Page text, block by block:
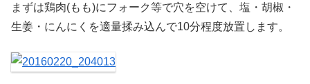
まずは鶏肉(もも)にフォーク等で穴を空けて、塩・胡椒・
生姜・にんにくを適量揉み込んで10分程度放置します。